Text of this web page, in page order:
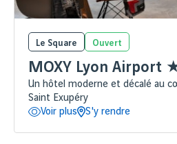
Le Square Ouvert
MOXY Lyon
Un hôtel moderne et décalé au
Saint Exupéry
Voir plus
S'y rendre